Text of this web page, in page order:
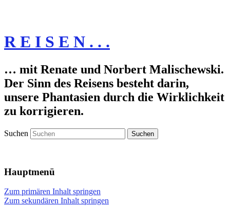
R E I S E N . . .
… mit Renate und Norbert Malischewski.
Der Sinn des Reisens besteht darin,
unsere Phantasien durch die Wirklichkeit
zu korrigieren.
Suchen
Hauptmenü
Zum primären Inhalt springen
Zum sekundären Inhalt springen